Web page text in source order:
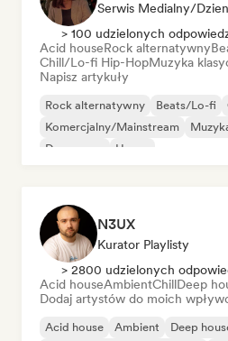
Serwis Medialny/
> 100 udzielonych
Acid houseRock alternatywny
Chill/Lo-fi Hip-HopMuzyka
Napisz artykuły
Rock alternatywny Beats/Lo-fi
Komercjalny/Mainstream
Dream pop
House
N3UX
Kurator Playlisty
> 2800 udzielonych
Acid houseAmbientChillDeep
Dodaj artystów do moich
Acid house Ambient Deep